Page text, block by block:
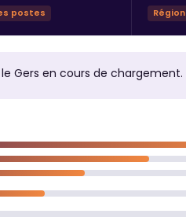
postes Région
Gers en cours de chargement.